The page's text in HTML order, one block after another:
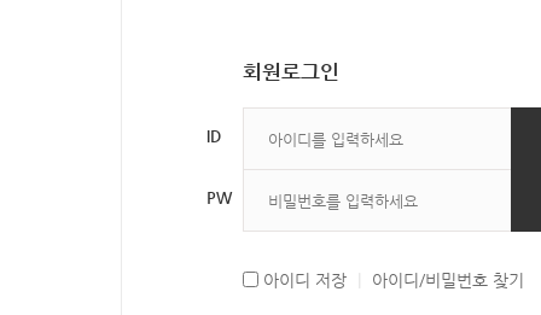
회원로그인
ID
PW
아이디 저장 아이디/비밀번호 찾기